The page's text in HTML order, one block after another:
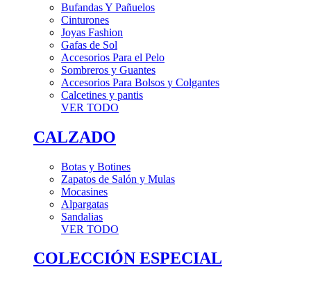
Bufandas Y Pañuelos
Cinturones
Joyas Fashion
Gafas de Sol
Accesorios Para el Pelo
Sombreros y Guantes
Accesorios Para Bolsos y Colgantes
Calcetines y pantis
VER TODO
CALZADO
Botas y Botines
Zapatos de Salón y Mulas
Mocasines
Alpargatas
Sandalias
VER TODO
COLECCIÓN ESPECIAL